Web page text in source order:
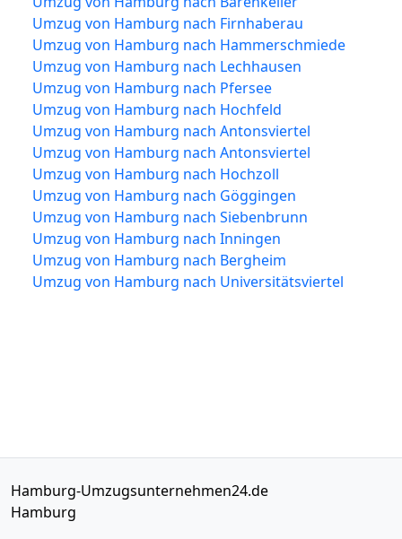
Umzug von Hamburg nach Firnhaberau
Umzug von Hamburg nach Hammerschmiede
Umzug von Hamburg nach Lechhausen
Umzug von Hamburg nach Pfersee
Umzug von Hamburg nach Hochfeld
Umzug von Hamburg nach Antonsviertel
Umzug von Hamburg nach Antonsviertel
Umzug von Hamburg nach Hochzoll
Umzug von Hamburg nach Göggingen
Umzug von Hamburg nach Siebenbrunn
Umzug von Hamburg nach Inningen
Umzug von Hamburg nach Bergheim
Umzug von Hamburg nach Universitätsviertel
Hamburg-Umzugsunternehmen24.de
Hamburg